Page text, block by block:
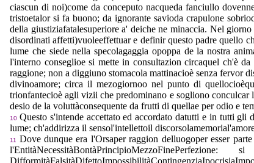
ciascun di noi)come da conceputo nacqueda fanciullo
tristoetalor si fa buono; da ignorante savioda crapulone
della giustiziafatalesuperiore a' deiche ne minaccia. Nel
disordinati affetti)vuoleeffettuar e definir questo padre quello
lume che siede nella specolagaggia opoppa de la nostra
l'interno conseglioe si mette in consultazion circaquel ch'è
raggione; non a diggiuno stomacola mattinacioè senza fervor
divinoamore; circa il mezogiornoo nel punto di
trionfantecioè agli vizii che predominano e sogliono conculcar
desio de la voluttàconsequente da frutti di quellae per odio e
10 Questo s'intende accettato ed accordato datutti e in tutti
lume; ch'addirizza il sensol'intellettoil
11 Dove dunque era l'Orsaper raggion delluogoper esser